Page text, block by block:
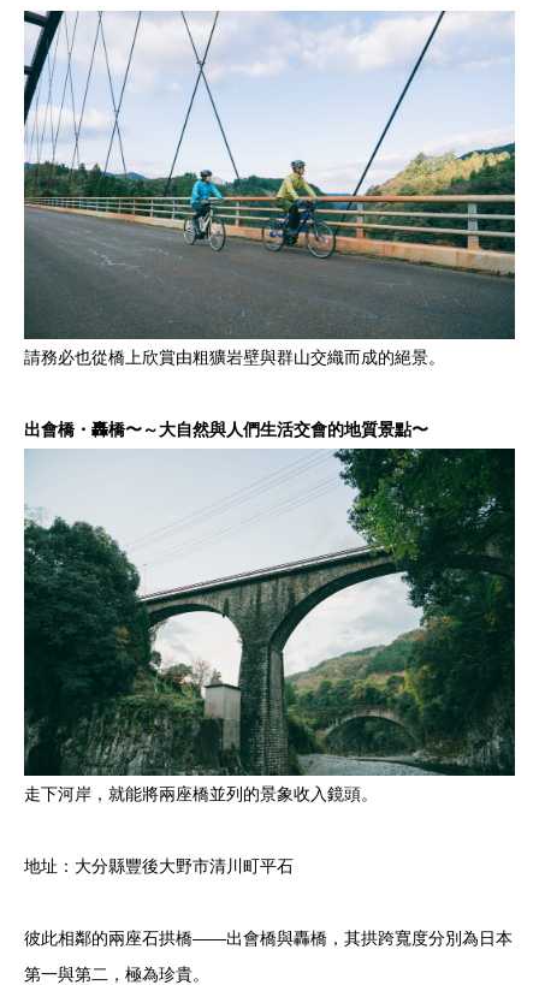
請務必也從橋上欣賞由粗獷岩壁與群山交織而成的絕景。
出會橋・轟橋〜～大自然與人們生活交會的地質景點〜
走下河岸，就能將兩座橋並列的景象收入鏡頭。
地址：大分縣豐後大野市清川町平石
彼此相鄰的兩座石拱橋——出會橋與轟橋，其拱跨寬度分別為日本
第一與第二，極為珍貴。